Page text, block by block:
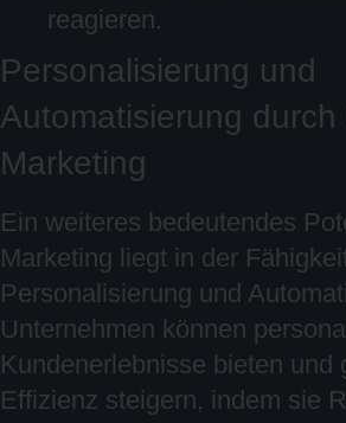
reagieren.
Personalisierung und
Automatisierung durch
Marketing
Ein weiteres bedeutendes
Marketing liegt in der
Personalisierung und
Unternehmen können
Kundenerlebnisse bieten und
Effizienz steigern, indem sie